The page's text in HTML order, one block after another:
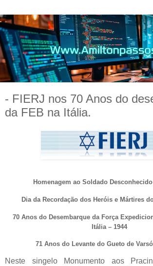
- FIERJ nos 70 Anos do
da FEB na Itália.
Homenagem ao Soldado
Dia da Recordação dos Heróis e Mártires
70 Anos do Desembarque da Força
Itália – 1944
71 Anos do Levante do Gueto de
Neste singelo Monumento aos